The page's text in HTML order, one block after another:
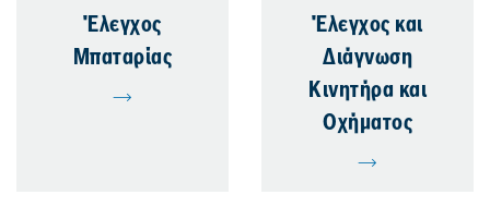
Έλεγχος
Μπαταρίας
Έλεγχος και
Διάγνωση
Κινητήρα και
Οχήματος